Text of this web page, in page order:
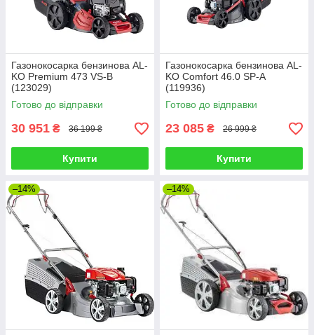
Газонокосарка бензинова AL-
KO Premium 473 VS-B
(123029)
Готово до відправки
30 951 ₴ 36 199 ₴
Купити
Газонокосарка бензинова AL-
KO Comfort 46.0 SP-A
(119936)
Готово до відправки
23 085 ₴ 26 999 ₴
Купити
–14% –14%